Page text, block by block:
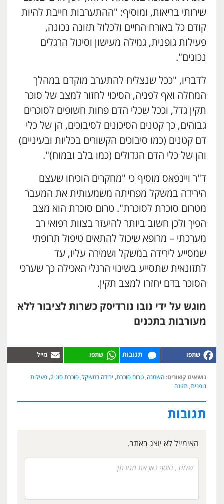
שירותי בריאות, ומוסיף: "ההתערבות חייבת להיות
קודם כל באורח החיים ולכלול תזונה נכונה,
פעילות גופנית, גמילה מעישון וסיגול הרגלים
נכונים".
לדבריו, "ככל שנצליח להתערב מוקדם במהלך
המחלה ואף לפניה, הסיכוי לחזור למצב של סוכר
תקין גדל, וככל שכלי הדם פחות חשופים לסוכרים
גבוהים, כך קטנים הסיכונים לסיבוכים, הן של כלי
דם קטנים (כמו סיבוכים הקשורים בכליות ובעיניים)
והן של כלי הדם הגדולים (כמו בלב ובמוח)".
ד"ר ויינפאס מוסיף כי "מחקרים הוכיחו שעצם
הירידה במשקל מפחיתה משמעותית את המעבר
מטרום סוכרת לסוכרת". טרום סוכרת הוא מצב
הפיך ולכן חשוב ביותר להיעזר בצוות רפואי רב
מערכתי – מרופא שיכול להתאים טיפול תרופתי
שמסייע לירידה במשקל ושמירה עליו, עד
לתזונאית שתסייע בשינוי הרגלי האכילה כך שערכי
הסוכר בדם יחזרו למצב תקין.
מוגש על ידי נובו נורדיסק כשרות לציבור ללא
מעורבות בתכנים
תגובות
נושאים קשורים: השמנה, טרום סוכרת, ירידה במשקל, סוכרת סוג 2 , פעילות
גופנית, תזונה
תגובות
האימייל לא יוצג באתר.